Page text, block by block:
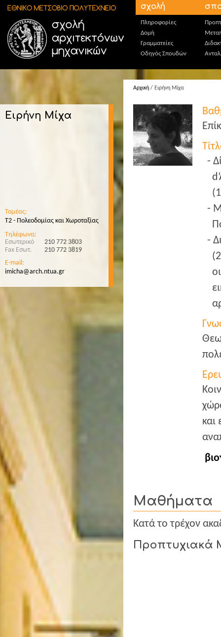
Παράκαμψη προς το κυρίως περιεχόμενο σχολή
Πληροφορίες
Δομή
Γραμματείες
Οδηγός Σπουδών
Ειρήνη Μίχα
Τομέας:
T2 - Πολεοδομίας και Χωροταξίας
Τηλέφωνα:
Εσωτερικό
210 772 3803
Fax Εσωτ.
210 772 3819
E-mail:
imicha@arch.ntua.gr
Αρχική / Ειρήνη Μίχα
και
Μαθήματα
Κατά το τρέχον
Προπτυχιακά